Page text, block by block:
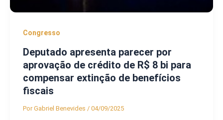
Congresso
Deputado apresenta parecer por
aprovação de crédito de R$ 8 bi para
compensar extinção de benefícios
fiscais
PorGabriel Benevides / 04/09/2025